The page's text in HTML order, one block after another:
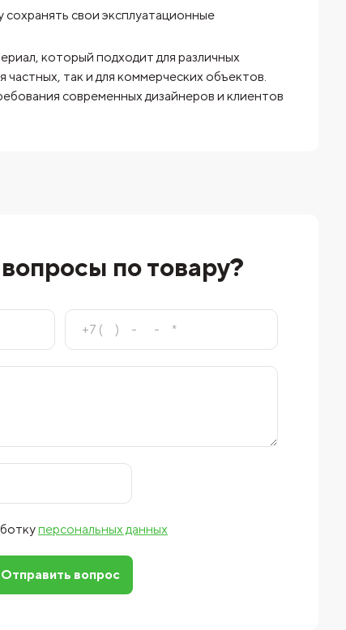
свои эксплуатационные
который подходит для различных
так и для коммерческих объектов.
современных дизайнеров и клиентов
по товару?
персональных данных
Отправить вопрос